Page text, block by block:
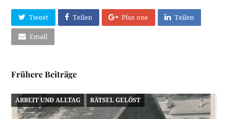
Tweet Teilen Plus one Teilen
Email
Frühere Beiträge
ARBEIT UND ALLTAG RÄTSEL GELÖST